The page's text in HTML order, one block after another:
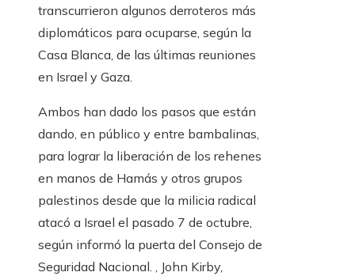
transcurrieron algunos derroteros más
diplomáticos para ocuparse, según la
Casa Blanca, de las últimas reuniones
en Israel y Gaza.
Ambos han dado los pasos que están
dando, en público y entre bambalinas,
para lograr la liberación de los rehenes
en manos de Hamás y otros grupos
palestinos desde que la milicia radical
atacó a Israel el pasado 7 de octubre,
según informó la puerta del Consejo de
Seguridad Nacional. , John Kirby,